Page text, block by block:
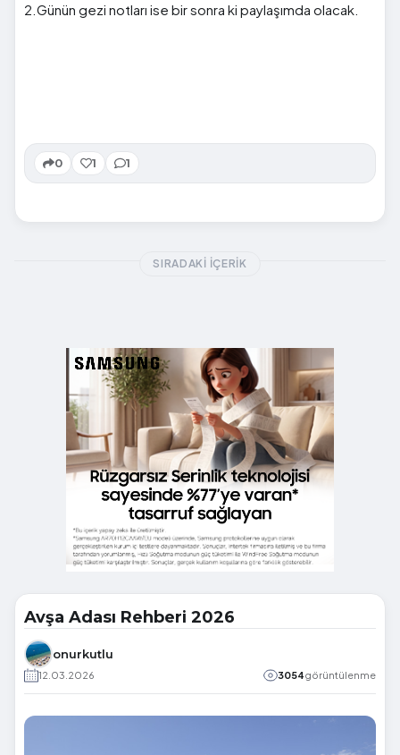
2.Günün gezi notları ise bir sonra ki paylaşımda olacak.
0 1 1
SIRADAKI İÇERIK
Avşa Adası Rehberi 2026
onurkutlu
12.03.2026 3054görüntülenme